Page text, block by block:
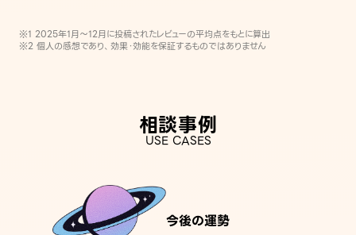
※1 2025年1月〜12月に投稿されたレビューの平均点をもとに算出
※2 個人の感想であり、効果・効能を保証するものではありません
相談事例
USE CASES
今後の運勢